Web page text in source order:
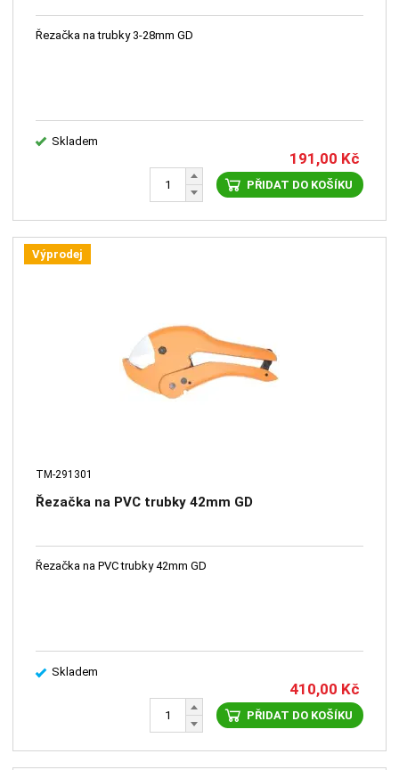
Řezačka na trubky 3-28mm GD
Skladem
191,00 Kč
PŘIDAT DO KOŠÍKU
Výprodej
TM-291301
Řezačka na PVC trubky 42mm GD
Řezačka na PVC trubky 42mm GD
Skladem
410,00 Kč
PŘIDAT DO KOŠÍKU